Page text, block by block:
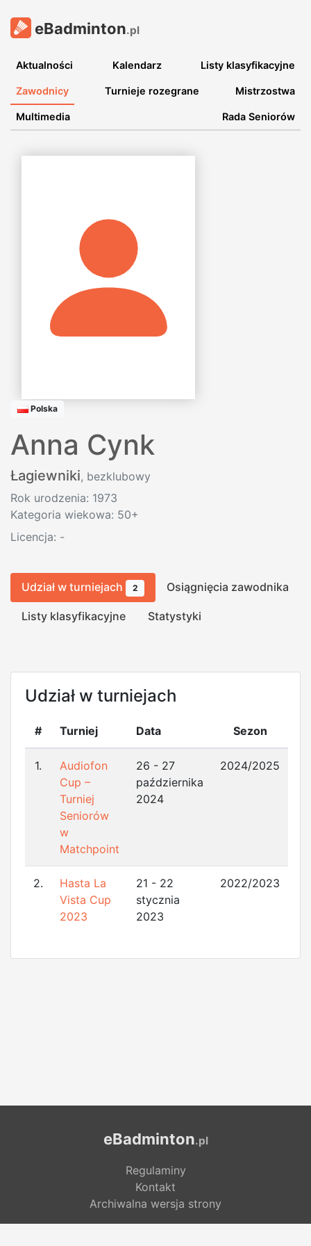
eBadminton.pl
Aktualności Kalendarz Listy klasyfikacyjne
Zawodnicy Turnieje rozegrane Mistrzostwa
Multimedia Rada Seniorów
Polska
Anna Cynk
Łagiewniki, bezklubowy
Rok urodzenia: 1973
Kategoria wiekowa: 50+
Licencja: -
Udział w turniejach 2 Osiągnięcia zawodnika
Listy klasyfikacyjne Statystyki
Udział w turniejach
# Turniej Data Sezon
1.
Audiofon
Cup –
Turniej
Seniorów
w
Matchpoint
26 - 27
października
2024
2024/2025
2.
Hasta La
Vista Cup
2023
21 - 22
stycznia
2023
2022/2023
eBadminton.pl
Regulaminy
Kontakt
Archiwalna wersja strony